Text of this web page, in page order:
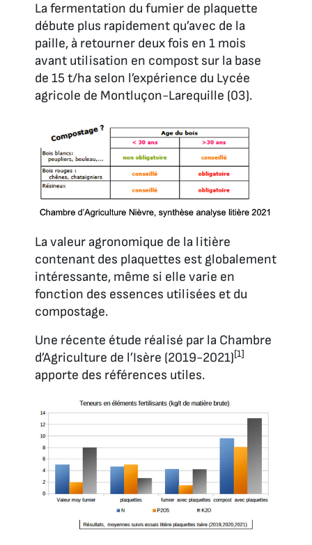
La fermentation du fumier de plaquette
débute plus rapidement qu’avec de la
paille, à retourner deux fois en 1 mois
avant utilisation en compost sur la base
de 15 t/ha selon l’expérience du Lycée
agricole de Montluçon-Larequille (03).
La valeur agronomique de la litière
contenant des plaquettes est globalement
intéressante, même si elle varie en
fonction des essences utilisées et du
compostage.
Une récente étude réalisé par la Chambre
d’Agriculture de l’Isère (2019-2021)[1]
apporte des références utiles.